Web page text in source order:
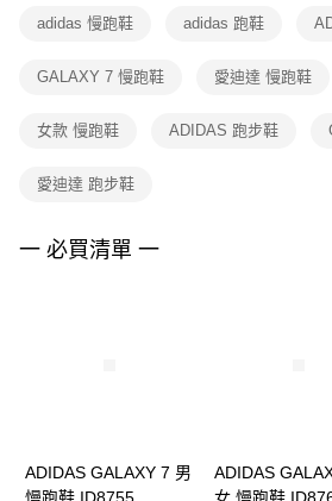
客戶支援中心」https://
１．透過由恩沛科技股份有限公司提供之「
權轉讓予恩沛科技股份有限公司。
３．未成年的使用者請事先徵得法定代理人或監
４．使用「AFTEE先享後付」時，將依據個別
adidas 慢跑鞋 adidas 跑鞋
GALAXY 7 慢跑鞋 愛迪達 慢跑鞋
女款 慢跑鞋 ADIDAS 跑步鞋
愛迪達 跑步鞋
一 必買清單 一
ADIDAS GALAXY 7 男
ADIDAS